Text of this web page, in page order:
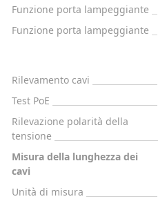
Funzione porta lampeggiante
Funzione porta lampeggiante
Rilevamento cavi
Test PoE
Rilevazione polarità della
tensione
Misura della lunghezza dei
cavi
Unità di misura